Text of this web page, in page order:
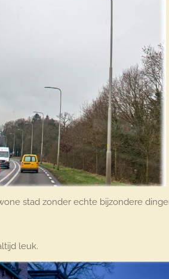
stad zonder echte bijzondere
zijn altijd leuk.